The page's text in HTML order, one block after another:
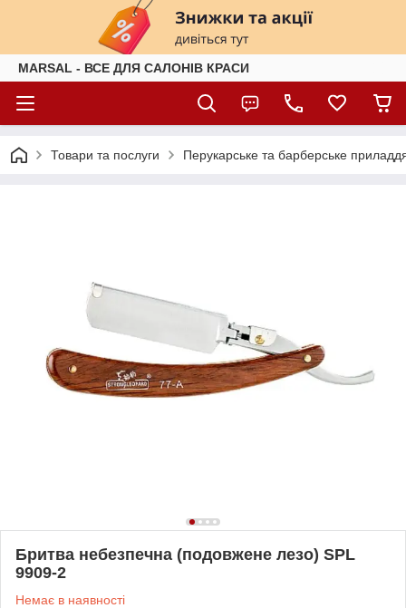
MARSAL - ВСЕ ДЛЯ САЛОНІВ КРАСИ
Товари та послуги Перукарське та барберське
Бритва небезпечна (подовжене лезо) SPL
9909-2
Немає в наявності